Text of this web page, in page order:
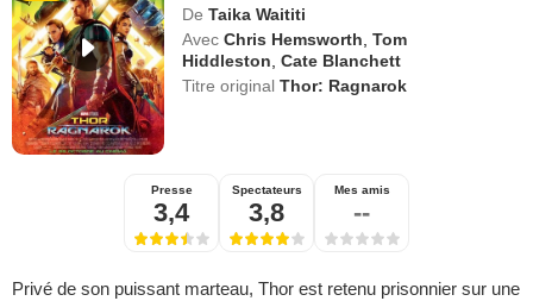
De Taika Waititi
Avec Chris Hemsworth ,Tom
Hiddleston ,Cate Blanchett
Titre originalThor: Ragnarok
Presse
3,4
Spectateurs
3,8
Mes amis
--
Privé de son puissant marteau, Thor est retenu prisonnier sur une